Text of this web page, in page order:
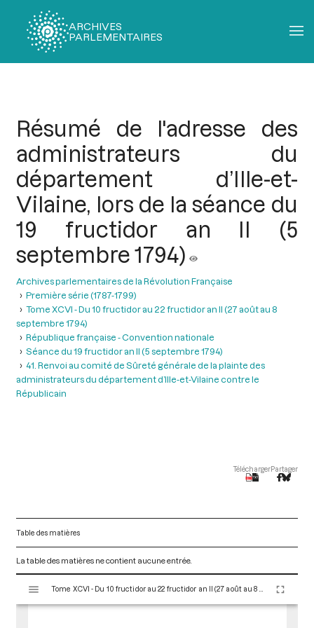
ARCHIVES
PARLEMENTAIRES
Résumé de l'adresse des
administrateurs du
département d’Ille-et-
Vilaine, lors de la séance du
19 fructidor an II (5
septembre 1794)
Archives parlementaires de la Révolution Française
Première série (1787-1799)
Tome XCVI - Du 10 fructidor au 22 fructidor an II (27 août au 8
septembre 1794)
République française - Convention nationale
Séance du 19 fructidor an II (5 septembre 1794)
41. Renvoi au comité de Sûreté générale de la plainte des
administrateurs du département d’Ille-et-Vilaine contre le
Républicain
TéléchargerPartager
Table des matières
La table des matières ne contient aucune entrée.
s